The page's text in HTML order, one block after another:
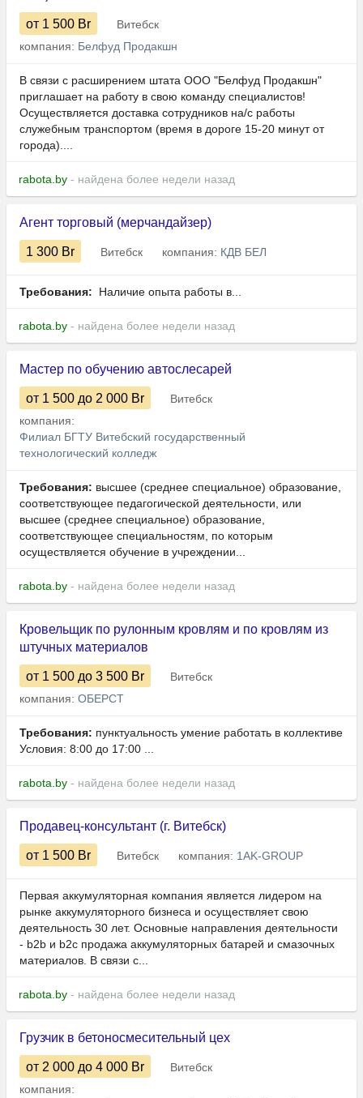
от 1 500 Br
Витебск
компания: Белфуд Продакшн
В связи с расширением штата ООО "Белфуд Продакшн"
приглашает на работу в свою команду специалистов!
Осуществляется доставка сотрудников на/с работы
служебным транспортом (время в дороге 15-20 минут от
города)....
rabota.by - найдена более недели назад
Агент торговый (мерчандайзер)
1 300 Br Витебск компания: КДВ БЕЛ
Требования: ​​​​​ Наличие опыта работы в...
rabota.by - найдена более недели назад
Мастер по обучению автослесарей
от 1 500 до 2 000 Br
Витебск
компания:
Филиал БГТУ Витебский государственный
технологический колледж
Требования: высшее (среднее специальное) образование,
соответствующее педагогической деятельности, или
высшее (среднее специальное) образование,
соответствующее специальностям, по которым
осуществляется обучение в учреждении...
rabota.by - найдена более недели назад
Кровельщик по рулонным кровлям и по кровлям из
штучных материалов
от 1 500 до 3 500 Br
Витебск
компания: ОБЕРСТ
Требования: пунктуальность умение работать в коллективе
Условия: 8:00 до 17:00 ...
rabota.by - найдена более недели назад
Продавец-консультант (г. Витебск)
от 1 500 Br Витебск компания: 1AK-GROUP
Первая аккумуляторная компания является лидером на
рынке аккумуляторного бизнеса и осуществляет свою
деятельность 30 лет. Основные направления деятельности
- b2b и b2c продажа аккумуляторных батарей и смазочных
материалов. В связи с...
rabota.by - найдена более недели назад
Грузчик в бетоносмесительный цех
от 2 000 до 4 000 Br
Витебск
компания: